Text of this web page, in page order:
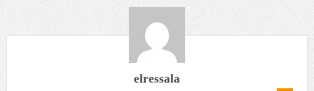
elressala